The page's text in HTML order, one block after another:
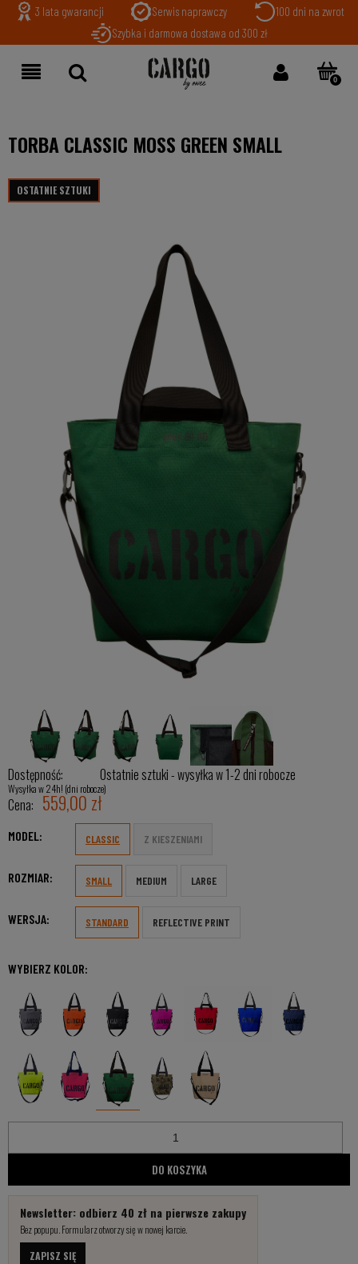
3 lata gwarancji Serwis naprawczy
100 dni na zwrot
Szybka i darmowa dostawa od 300 zł
TORBA CLASSIC MOSS GREEN SMALL
OSTATNIE SZTUKI
Dostępność: Ostatnie sztuki - wysyłka w 1-2 dni robocze
Wysyłka w 24h! (dni robocze)
Cena: 559,00 zł
MODEL: CLASSIC Z KIESZENIAMI
ROZMIAR: SMALL MEDIUM LARGE
WERSJA: STANDARD REFLECTIVE PRINT
WYBIERZ KOLOR:
DO KOSZYKA
Newsletter: odbierz 40 zł na pierwsze zakupy
Bez popupu. Formularz otworzy się w nowej karcie.
ZAPISZ SIĘ